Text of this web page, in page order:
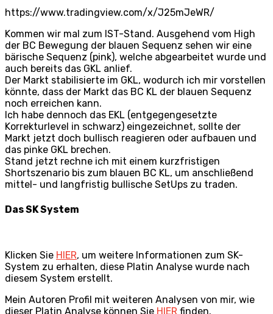
https://www.tradingview.com/x/J25mJeWR/
Kommen wir mal zum IST-Stand. Ausgehend vom High
der BC Bewegung der blauen Sequenz sehen wir eine
bärische Sequenz (pink), welche abgearbeitet wurde und
auch bereits das GKL anlief.
Der Markt stabilisierte im GKL, wodurch ich mir vorstellen
könnte, dass der Markt das BC KL der blauen Sequenz
noch erreichen kann.
Ich habe dennoch das EKL (entgegengesetzte
Korrekturlevel in schwarz) eingezeichnet, sollte der
Markt jetzt doch bullisch reagieren oder aufbauen und
das pinke GKL brechen.
Stand jetzt rechne ich mit einem kurzfristigen
Shortszenario bis zum blauen BC KL, um anschließend
mittel- und langfristig bullische SetUps zu traden.
Das SK System
Klicken Sie HIER, um weitere Informationen zum SK-
System zu erhalten, diese Platin Analyse wurde nach
diesem System erstellt.
Mein Autoren Profil mit weiteren Analysen von mir, wie
dieser Platin Analyse können Sie HIER finden.